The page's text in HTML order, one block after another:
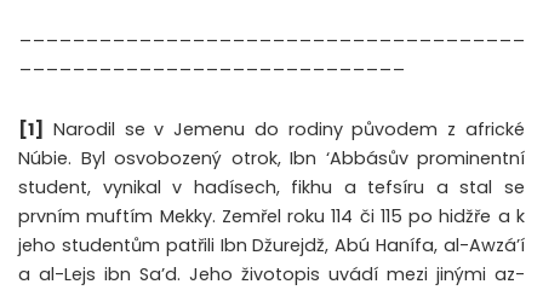
[1] Narodil se v Jemenu do rodiny původem z africké
Núbie. Byl osvobozený otrok, Ibn ‘Abbásův prominentní
student, vynikal v hadísech, fikhu a tefsíru a stal se
prvním muftím Mekky. Zemřel roku 114 či 115 po hidžře a k
jeho studentům patřili Ibn Džurejdž, Abú Hanífa, al-Awzá’í
a al-Lejs ibn Sa’d. Jeho životopis uvádí mezi jinými az-